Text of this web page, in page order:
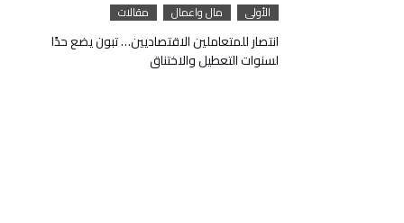
الأولى مال واعمال مقالات
انتصار للمتعاملين الاقتصاديين… تبون يضع حدًا
لسنوات التعطيل والاختناق